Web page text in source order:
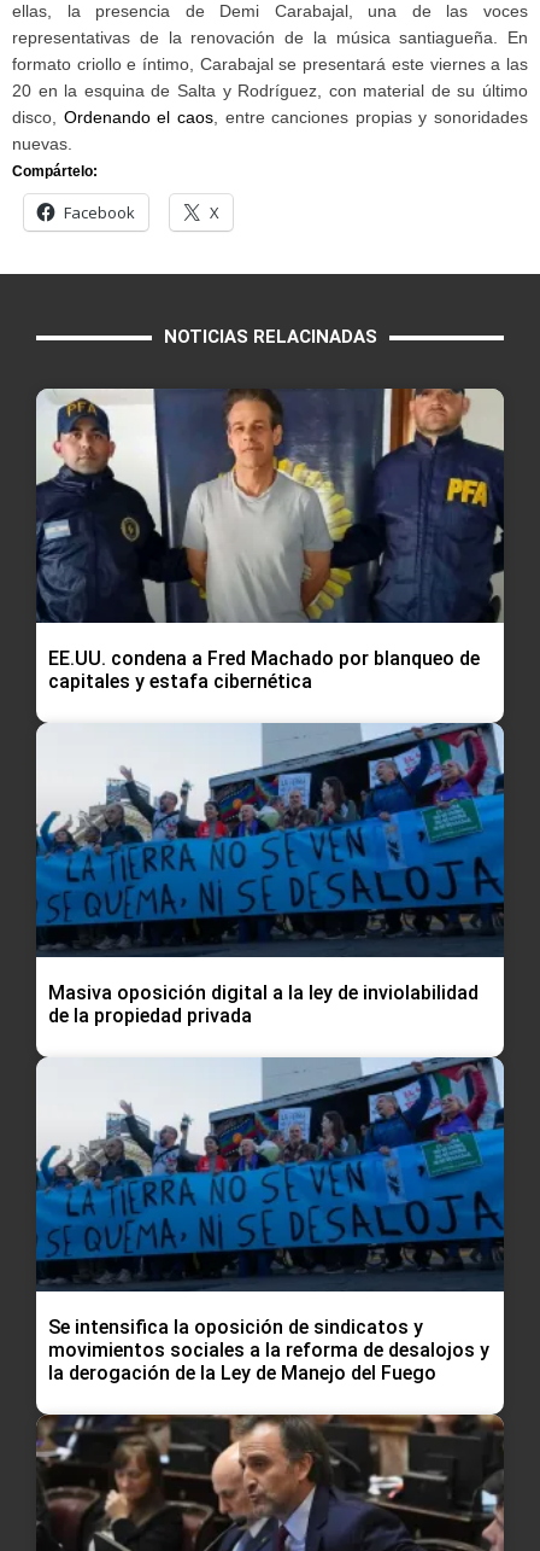
ellas, la presencia de Demi Carabajal, una de las voces
representativas de la renovación de la música santiagueña. En
formato criollo e íntimo, Carabajal se presentará este viernes a las
20 en la esquina de Salta y Rodríguez, con material de su último
disco, Ordenando el caos, entre canciones propias y sonoridades
nuevas.
Compártelo:
Facebook X
NOTICIAS RELACINADAS
EE.UU. condena a Fred Machado por blanqueo de
capitales y estafa cibernética
Masiva oposición digital a la ley de inviolabilidad
de la propiedad privada
Se intensifica la oposición de sindicatos y
movimientos sociales a la reforma de desalojos y
la derogación de la Ley de Manejo del Fuego